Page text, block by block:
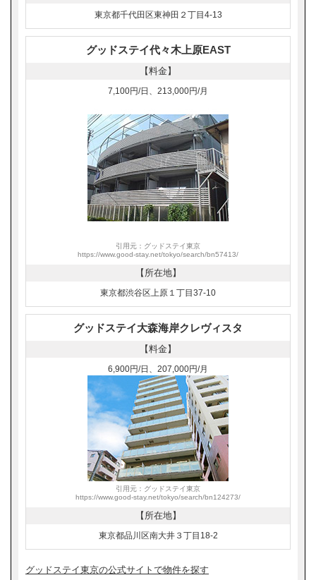
東京都千代田区東神田２丁目4-13
グッドステイ代々木上原EAST
【料金】
7,100円/日、213,000円/月
引用元：グッドステイ東京
https://www.good-stay.net/tokyo/search/bn57413/
【所在地】
東京都渋谷区上原１丁目37-10
グッドステイ大森海岸クレヴィスタ
【料金】
6,900円/日、207,000円/月
引用元：グッドステイ東京
https://www.good-stay.net/tokyo/search/bn124273/
【所在地】
東京都品川区南大井３丁目18-2
グッドステイ東京の公式サイトで物件を探す